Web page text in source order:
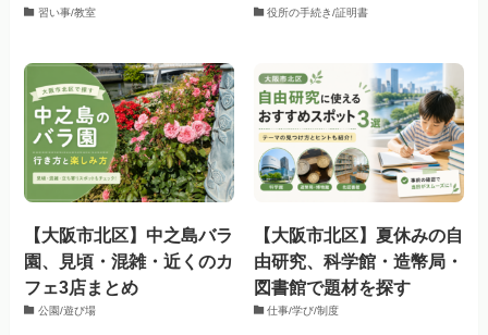
習い事/教室 役所の手続き/証明書
【大阪市北区】中之島バラ
園、見頃・混雑・近くのカ
フェ3店まとめ
公園/遊び場
【大阪市北区】夏休みの自
由研究、科学館・造幣局・
図書館で題材を探す
仕事/学び/制度